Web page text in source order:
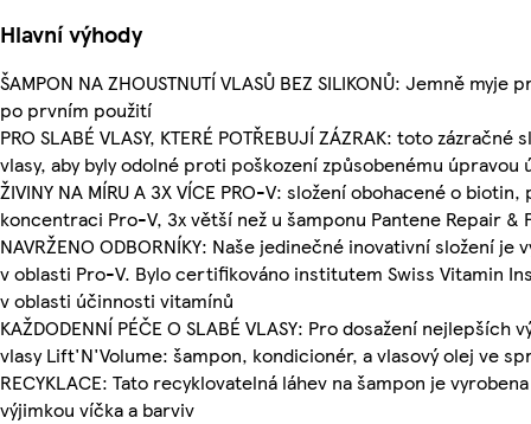
Hlavní výhody
ŠAMPON NA ZHOUSTNUTÍ VLASŮ BEZ SILIKONŮ: Jemně
po prvním použití
PRO SLABÉ VLASY, KTERÉ POTŘEBUJÍ ZÁZRAK: toto
vlasy, aby byly odolné proti poškození způsobenému úpravou
ŽIVINY NA MÍRU A 3X VÍCE PRO-V: složení obohacené o
koncentraci Pro-V, 3x větší než u šamponu Pantene Repair &
NAVRŽENO ODBORNÍKY: Naše jedinečné inovativní složení
v oblasti Pro-V. Bylo certifikováno institutem Swiss Vitamin
v oblasti účinnosti vitamínů
KAŽDODENNÍ PÉČE O SLABÉ VLASY: Pro dosažení
vlasy Lift'N'Volume: šampon, kondicionér, a vlasový olej ve
RECYKLACE: Tato recyklovatelná láhev na šampon je
výjimkou víčka a barviv